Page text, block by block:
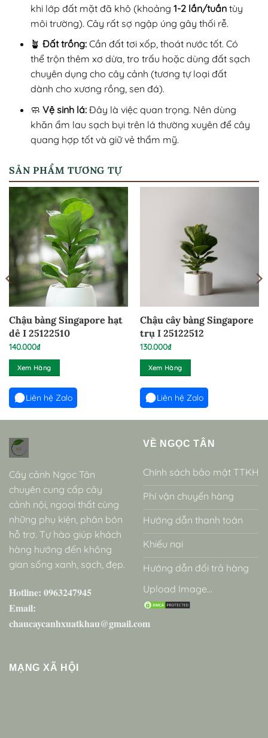
khi lớp đất mặt đã khô (khoảng 1-2 lần/tuầntùy
môi trường). Cây rất sợ ngập úng gây thối rễ.
🪴 Đất trồng:Cần đất tơi xốp, thoát nước tốt. Có
thể trộn thêm xơ dừa, tro trấu hoặc dùng đất sạch
chuyên dụng cho cây cảnh (tương tự loại đất
dành cho xương rồng, sen đá).
🧼 Vệ sinh lá:Đây là việc quan trọng. Nên dùng
khăn ẩm lau sạch bụi trên lá thường xuyên để cây
quang hợp tốt và giữ vẻ thẩm mỹ.
SẢN PHẨM TƯƠNG TỰ
Chậu bàng Singapore hạt
dẻ I 25122510
140.000₫
Xem Hàng
Liên hệ Zalo
Chậu cây bàng Singapore
trụ I 25122512
130.000₫
Xem Hàng
Liên hệ Zalo
Cây cảnh Ngọc Tân
chuyên cung cấp cây
cảnh nội, ngoại thất cùng
những phụ kiện, phân bón
hỗ trợ. Tự hào giúp khách
hàng hướng đến không
gian sống xanh, sạch, đẹp.
Hotline: 0963247945
Email:
chaucaycanhxuatkhau@gmail.com
VỀ NGỌC TÂN
Chính sách bảo mật TTKH
Phí vận chuyển hàng
Hướng dẫn thanh toán
Khiếu nại
Hướng dẫn đổi trả hàng
Upload Image...
MẠNG XÃ HỘI